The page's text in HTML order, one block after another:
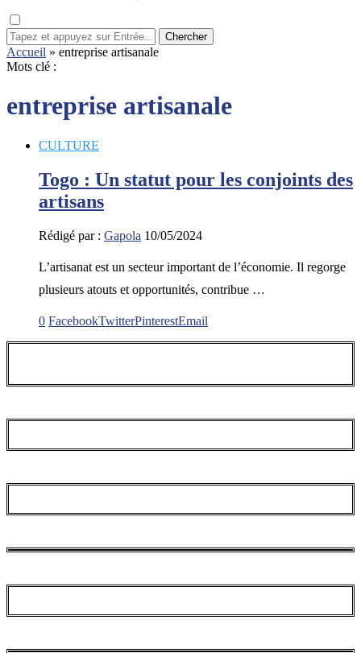
Chercher
Accueil » entreprise artisanale
Mots clé :
entreprise artisanale
CULTURE
Togo : Un statut pour les conjoints des
artisans
Rédigé par : Gapola 10/05/2024
L’artisanat est un secteur important de l’économie. Il regorge
plusieurs atouts et opportunités, contribue …
0 FacebookTwitterPinterestEmail